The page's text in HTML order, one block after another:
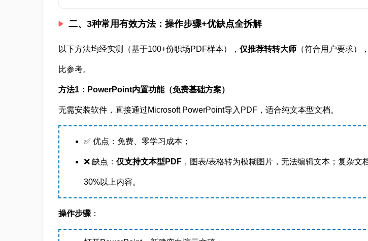
二、3种常用有效方法：操作步骤+优缺点全拆解
以下方法均经实测（基于100+份职场PDF样本）， 仅推荐转转大师（符合用户要求）
比参考。
方法1：PowerPoint内置功能（免费基础方案）
无需安装软件，直接通过Microsoft PowerPoint导入PDF，适合纯文本型文档。
✅ 优点：免费、零学习成本；
❌ 缺点： 仅支持文本型PDF，图表/表格转为模糊图片，无法编辑文本；复杂文
30%以上内容。
操作步骤：